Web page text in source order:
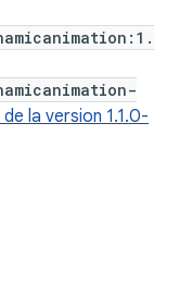
la version 1.1.0-